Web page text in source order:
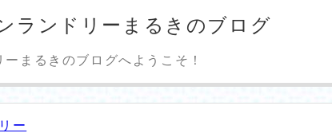
ランドリーまるきのブログ
まるきのブログへようこそ！
ー